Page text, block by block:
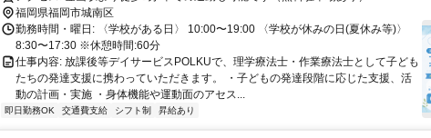
福岡県福岡市城南区
勤務時間・曜日: 〈学校がある日〉 10:00〜19:00 〈学校が休みの日(夏休み等)〉
8:30〜17:30 ※休憩時間:60分
仕事内容: 放課後等デイサービスPOLKUで、理学療法士・作業療法士として子ども
たちの発達支援に携わっていただきます。 ・子どもの発達段階に応じた支援、活
動の計画・実施 ・身体機能や運動面のアセス...
即日勤務OK 交通費支給 シフト制 昇給あり